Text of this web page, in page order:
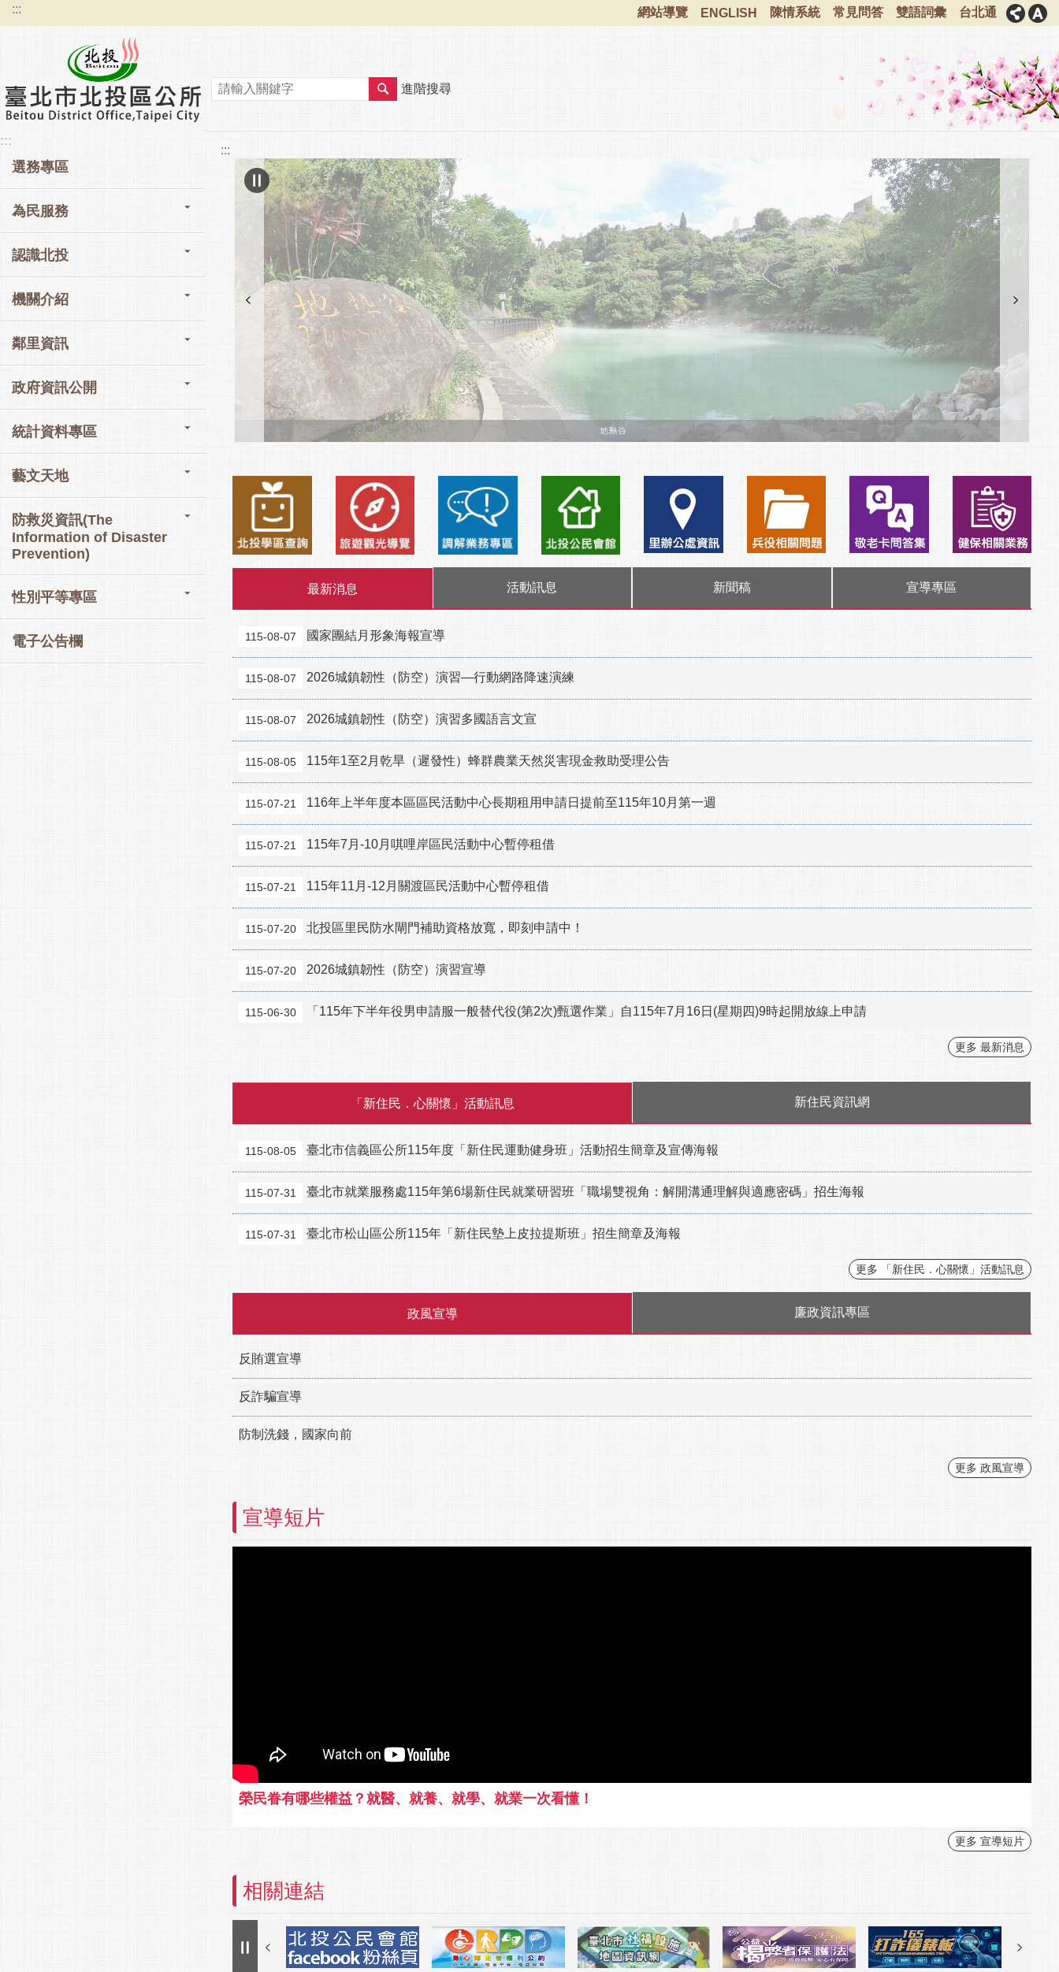
跳到主要內容區塊
::: 網站導覽 ENGLISH 陳情系統 常見問答 雙語詞彙 台北通
:::
選務專區
為民服務
認識北投
機關介紹
鄰里資訊
政府資訊公開
統計資料專區
藝文天地
防救災資訊(The
Information of Disaster
Prevention)
性別平等專區
電子公告欄
進階搜尋
:::
最新消息 活動訊息 新聞稿 宣導專區
115-08-07 國家團結月形象海報宣導
115-08-07 2026城鎮韌性（防空）演習—行動網路降速演練
115-08-07 2026城鎮韌性（防空）演習多國語言文宣
115-08-05 115年1至2月乾旱（遲發性）蜂群農業天然災害現金救助受理公告
115-07-21 116年上半年度本區區民活動中心長期租用申請日提前至115年10月第一週
115-07-21 115年7月-10月唭哩岸區民活動中心暫停租借
115-07-21 115年11月-12月關渡區民活動中心暫停租借
115-07-20 北投區里民防水閘門補助資格放寬，即刻申請中！
115-07-20 2026城鎮韌性（防空）演習宣導
115-06-30 「115年下半年役男申請服一般替代役(第2次)甄選作業」自115年7月16日(星期四)9時起開放線上申請
更多 最新消息
「新住民．心關懷」活動訊息 新住民資訊網
115-08-05 臺北市信義區公所115年度「新住民運動健身班」活動招生簡章及宣傳海報
115-07-31 臺北市就業服務處115年第6場新住民就業研習班「職場雙視角：解開溝通理解與適應密碼」招生海報
115-07-31 臺北市松山區公所115年「新住民墊上皮拉提斯班」招生簡章及海報
更多 「新住民．心關懷」活動訊息
政風宣導 廉政資訊專區
反賄選宣導
反詐騙宣導
防制洗錢，國家向前
更多 政風宣導
宣導短片
榮民眷有哪些權益？就醫、就養、就學、就業一次看懂！
更多 宣導短片
相關連結